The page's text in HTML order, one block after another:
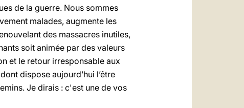
de la guerre. Nous sommes
malades, augmente les
des massacres inutiles,
soit animée par des valeurs
et le retour irresponsable aux
dispose aujourd’hui l’être
Je dirais : c'est une de vos